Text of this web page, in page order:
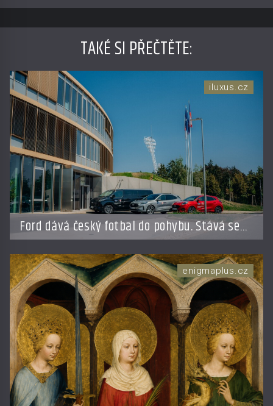
TAKÉ SI PŘEČTĚTE:
Ford dává český fotbal do pohybu. Stává se
novým partnerem FAČR
iluxus.cz
enigmaplus.cz